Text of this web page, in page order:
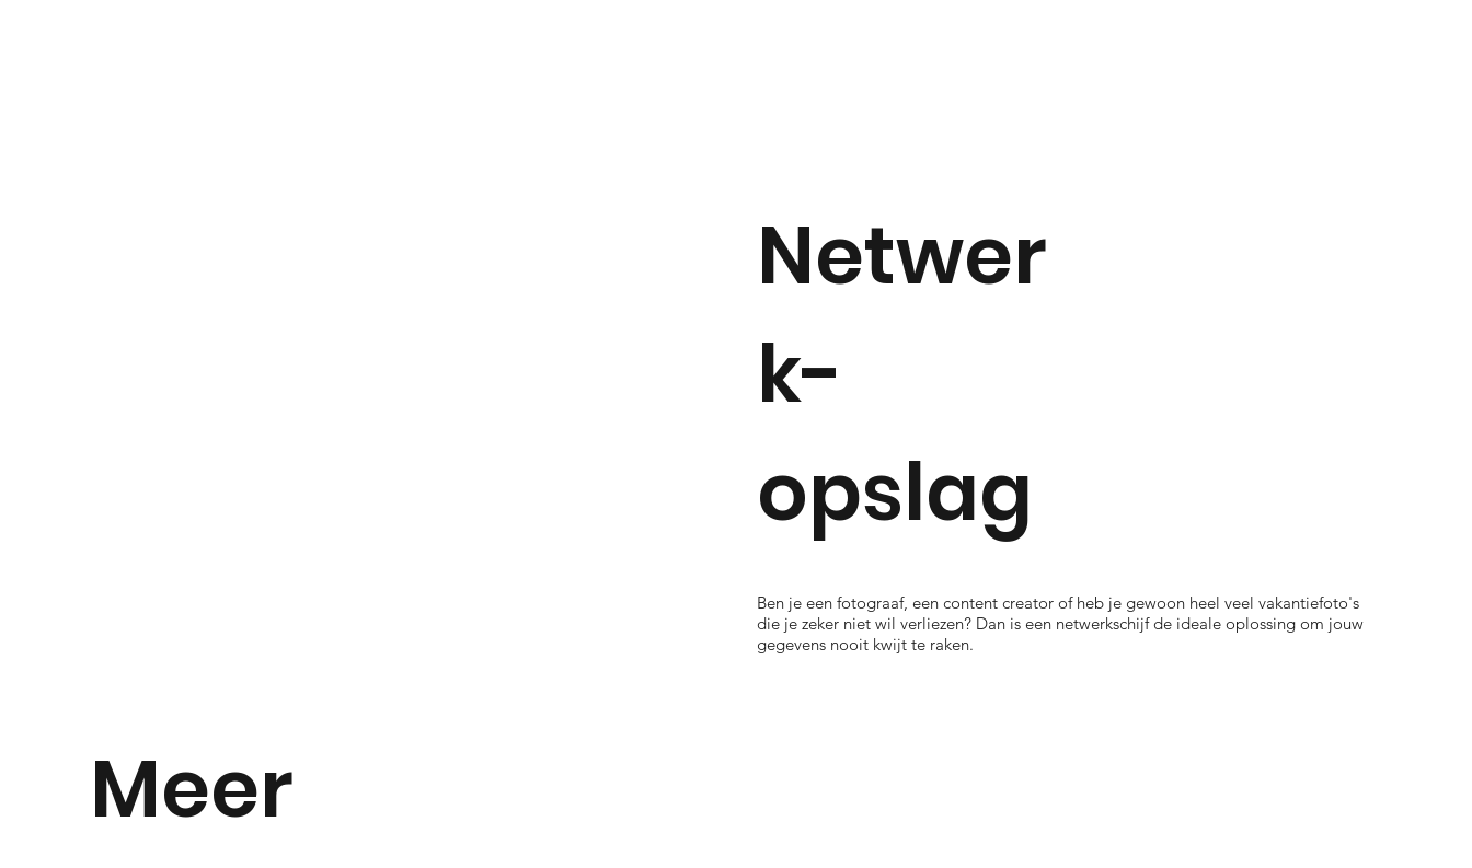
Netwer
k-
opslag
Ben je een fotograaf, een content creator of heb je gewoon heel veel vakantiefoto's
die je zeker niet wil verliezen? Dan is een netwerkschijf de ideale oplossing om jouw
gegevens nooit kwijt te raken.
Meer